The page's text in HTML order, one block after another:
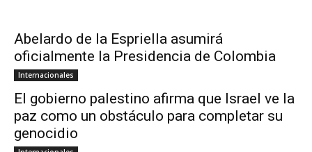
Abelardo de la Espriella asumirá
oficialmente la Presidencia de Colombia
Internacionales
El gobierno palestino afirma que Israel ve la
paz como un obstáculo para completar su
genocidio